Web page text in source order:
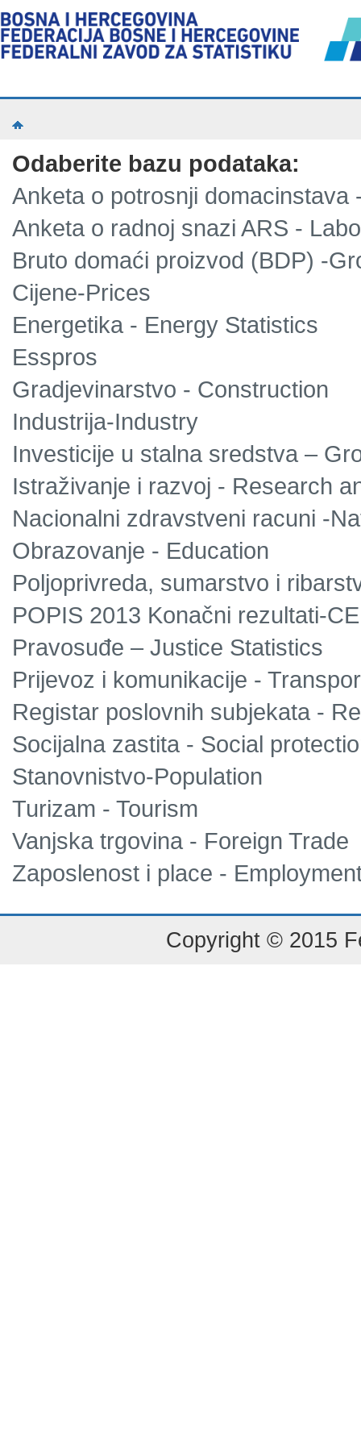
Odaberite bazu podataka:
Anketa o potrosnji domacinstava
Anketa o radnoj snazi ARS -
Bruto domaći proizvod (BDP) -
Cijene-Prices
Energetika - Energy Statistics
Esspros
Gradjevinarstvo - Construction
Industrija-Industry
Investicije u stalna sredstva –
Istraživanje i razvoj - Research
Nacionalni zdravstveni racuni -
Obrazovanje - Education
Poljoprivreda, sumarstvo i
POPIS 2013 Konačni rezultati-
Pravosuđe – Justice Statistics
Prijevoz i komunikacije -
Registar poslovnih subjekata -
Socijalna zastita - Social
Stanovnistvo-Population
Turizam - Tourism
Vanjska trgovina - Foreign Trade
Zaposlenost i place -
Copyright © 2015